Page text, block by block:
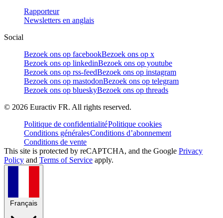
Rapporteur
Newsletters en anglais
Social
Bezoek ons op facebookBezoek ons op x
Bezoek ons op linkedinBezoek ons op youtube
Bezoek ons op rss-feedBezoek ons op instagram
Bezoek ons op mastodonBezoek ons op telegram
Bezoek ons op blueskyBezoek ons op threads
© 2026 Euractiv FR. All rights reserved.
Politique de confidentialitéPolitique cookies
Conditions généralesConditions d’abonnement
Conditions de vente
This site is protected by reCAPTCHA, and the Google Privacy
Policy and Terms of Service apply.
Français